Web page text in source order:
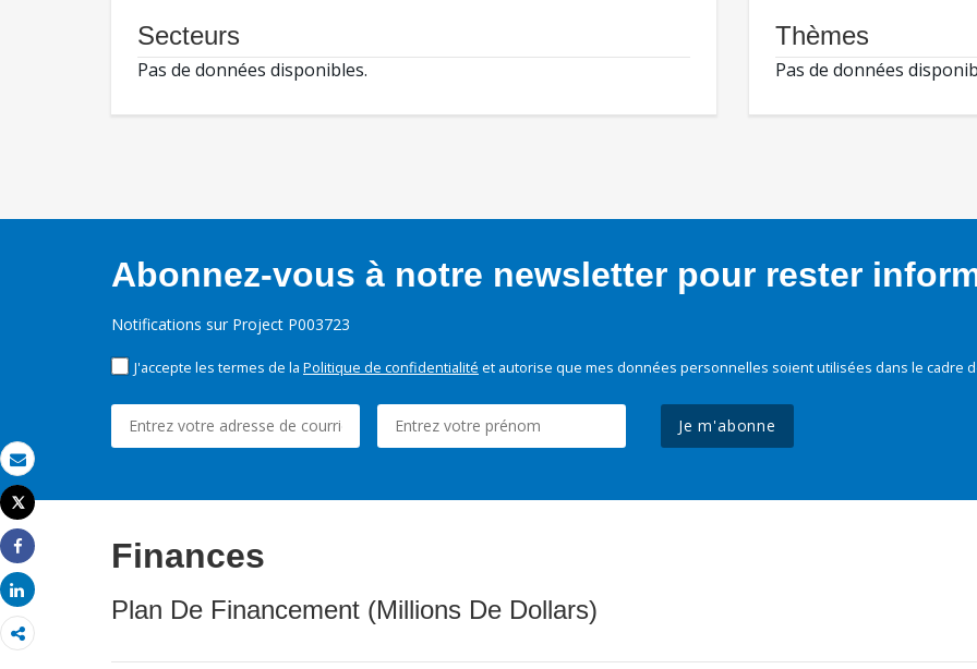
Email
Imprimer
Tweet
Share
Share
Secteurs
Pas de données disponibles.
Thèmes
Pas de données
Abonnez-vous à notre newsletter pour rester
Notifications sur Project P003723
J'accepte les termes de la Politique de confidentialité et autorise que mes données personnelles soient utilisées dans le cadre
Je m'abonne
Finances
Plan De Financement (Millions De Dollars)